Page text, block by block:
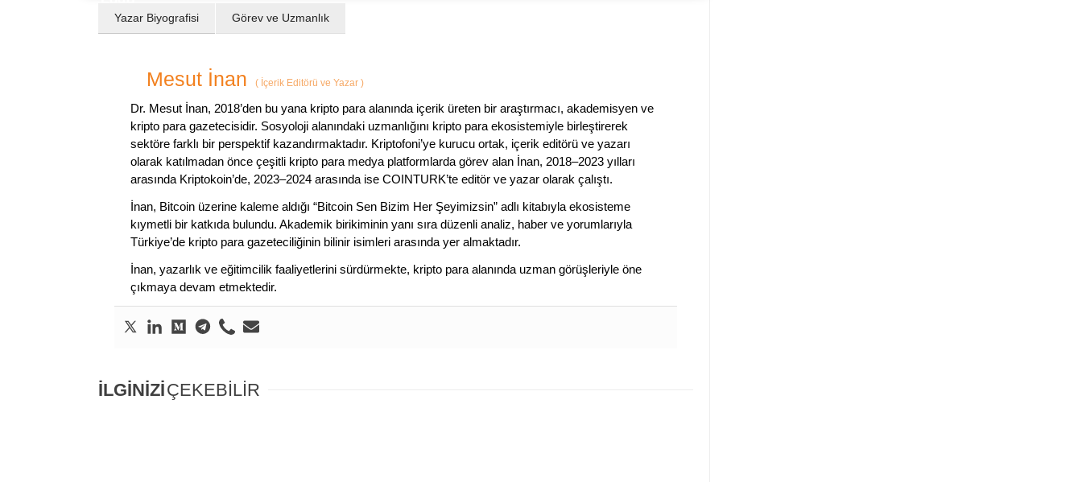
Yazar Biyografisi Görev ve Uzmanlık
Mesut İnan ( İçerik Editörü ve Yazar )
Dr. Mesut İnan, 2018’den bu yana kripto para alanında içerik üreten bir araştırmacı, akademisyen ve
kripto para gazetecisidir. Sosyoloji alanındaki uzmanlığını kripto para ekosistemiyle birleştirerek
sektöre farklı bir perspektif kazandırmaktadır. Kriptofoni’ye kurucu ortak, içerik editörü ve yazarı
olarak katılmadan önce çeşitli kripto para medya platformlarda görev alan İnan, 2018–2023 yılları
arasında Kriptokoin’de, 2023–2024 arasında ise COINTURK’te editör ve yazar olarak çalıştı.
İnan, Bitcoin üzerine kaleme aldığı “Bitcoin Sen Bizim Her Şeyimizsin” adlı kitabıyla ekosisteme
kıymetli bir katkıda bulundu. Akademik birikiminin yanı sıra düzenli analiz, haber ve yorumlarıyla
Türkiye’de kripto para gazeteciliğinin bilinir isimleri arasında yer almaktadır.
İnan, yazarlık ve eğitimcilik faaliyetlerini sürdürmekte, kripto para alanında uzman görüşleriyle öne
çıkmaya devam etmektedir.
İLGİNİZİÇEKEBİLİR